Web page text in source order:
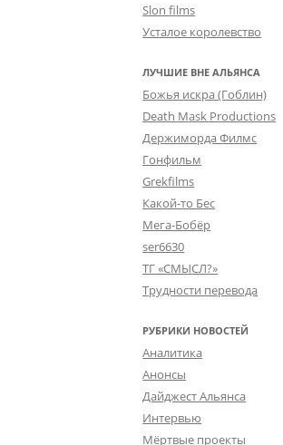
Slon films
Усталое королевство
ЛУЧШИЕ ВНЕ АЛЬЯНСА
Божья искра (Гоблин)
Death Mask Productions
Держиморда Филмс
Гонфильм
Grekfilms
Какой-то Бес
Мега-Бобёр
ser6630
ТГ «СМЫСЛ?»
Трудности перевода
РУБРИКИ НОВОСТЕЙ
Аналитика
Анонсы
Дайджест Альянса
Интервью
Мёртвые проекты